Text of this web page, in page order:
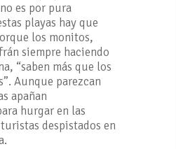
no es por pura
playas hay que
los monitos,
siempre haciendo
“saben más que los
Aunque parezcan
apañan
hurgar en las
despistados en